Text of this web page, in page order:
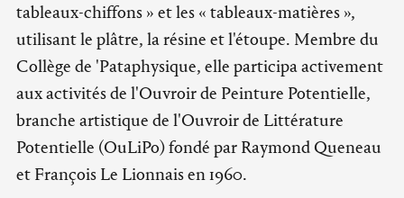
tableaux-chiffons » et les « tableaux-matières »,
utilisant le plâtre, la résine et l'étoupe. Membre du
Collège de 'Pataphysique, elle participa activement
aux activités de l'Ouvroir de Peinture Potentielle,
branche artistique de l'Ouvroir de Littérature
Potentielle (OuLiPo) fondé par Raymond Queneau
et François Le Lionnais en 1960.